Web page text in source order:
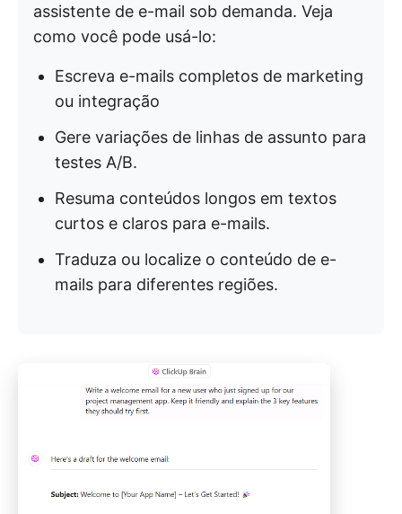
assistente de e-mail sob demanda. Veja
como você pode usá-lo:
Escreva e-mails completos de marketing
ou integração
Gere variações de linhas de assunto para
testes A/B.
Resuma conteúdos longos em textos
curtos e claros para e-mails.
Traduza ou localize o conteúdo de e-
mails para diferentes regiões.